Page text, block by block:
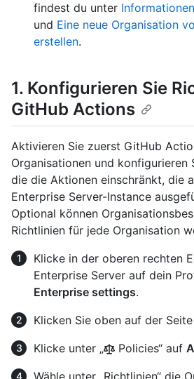
findest du unter
und Eine neue Organisation
erstellen.
1. Konfigurieren Sie
GitHub Actions
Aktivieren Sie zuerst GitHub
Organisationen und konfigurieren
die die Aktionen einschränkt, die
Enterprise Server-Instance
Optional können
Richtlinien für jede Organisation
Klicke in der oberen rechten
Enterprise Server auf dein
Enterprise settings.
Klicken Sie oben auf der
Klicke unter „
Policies“ auf
Wähle unter „Richtlinien“ die